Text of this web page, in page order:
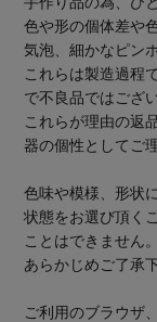
色や形の個体差や
気泡、細かなピン
これらは製造過程
で不良品ではござ
これらが理由の返
器の個性としてご
色味や模様、形状
状態をお選び頂く
ことはできません。
あらかじめご了承
ご利用のブラウザ